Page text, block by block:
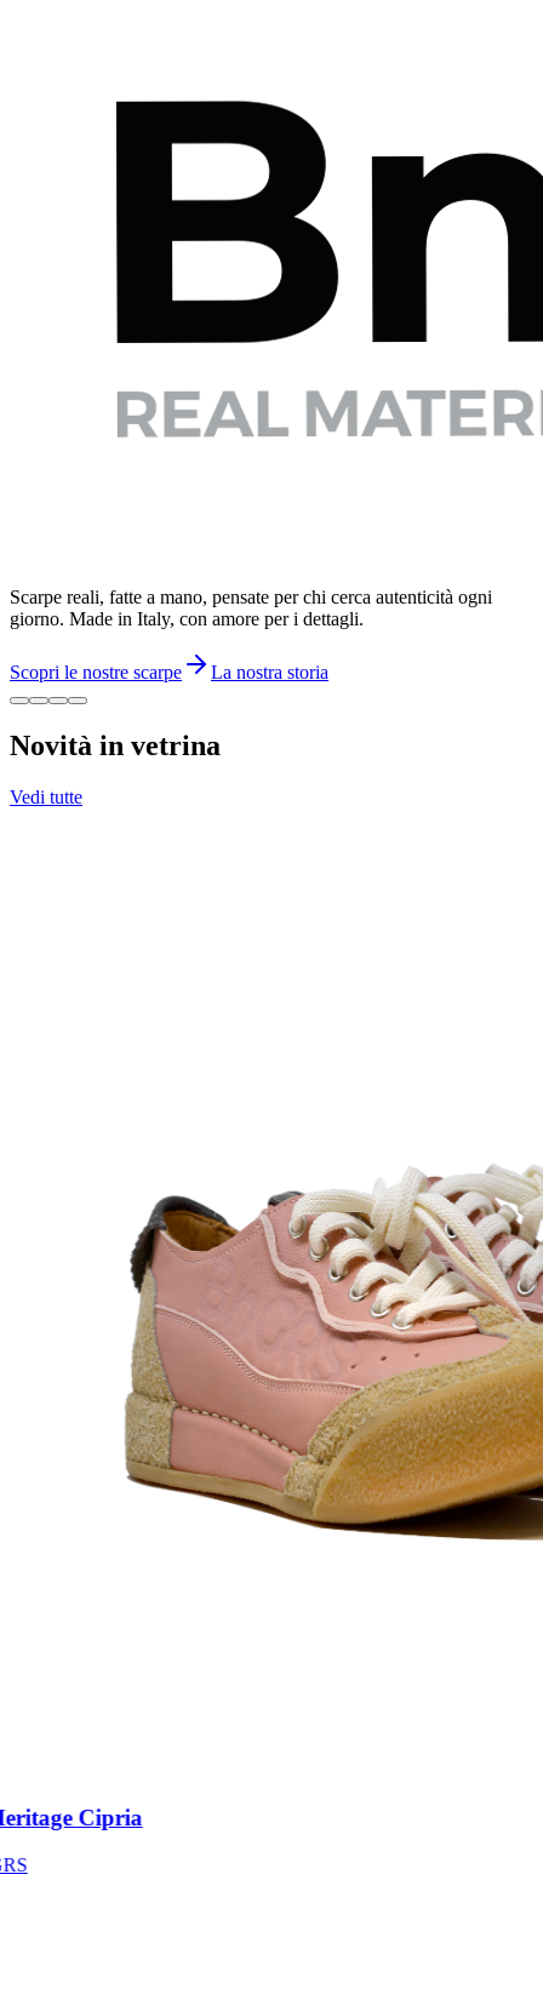
Scarpe reali, fatte a mano, pensate per chi cerca autenticità ogni
giorno. Made in Italy, con amore per i dettagli.
Scopri le nostre scarpe La nostra storia
Novità in vetrina
Vedi tutte
Cipria